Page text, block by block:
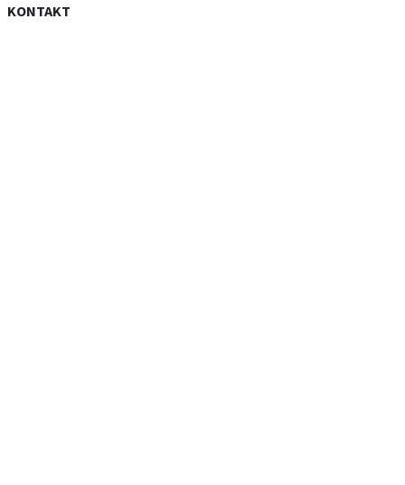
KONTAKT